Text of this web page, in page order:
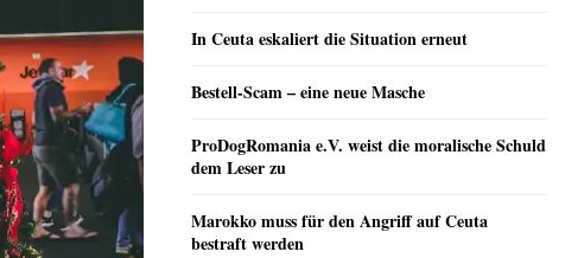
In Ceuta eskaliert die Situation erneut
Bestell-Scam – eine neue Masche
ProDogRomania e.V. weist die moralische Schuld
dem Leser zu
Marokko muss für den Angriff auf Ceuta
bestraft werden